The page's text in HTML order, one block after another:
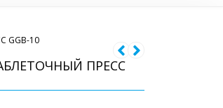
10
ПРЕСС